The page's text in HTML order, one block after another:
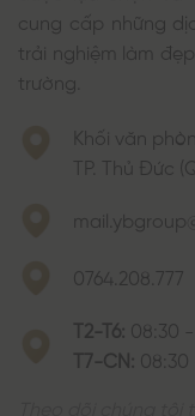
cung cấp những
trải nghiệm làm
trường.
Khối văn
TP. Thủ Đức
0764.208.777
T2-T6: 08:30 -
T7-CN: 08:30